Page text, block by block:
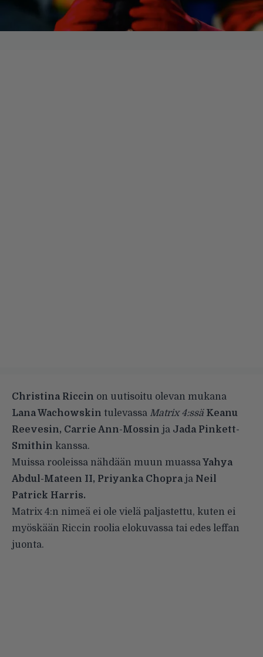
Christina Riccin on uutisoitu olevan mukana
Lana Wachowskin tulevassa Matrix 4:ssä Keanu
Reevesin, Carrie Ann-Mossin ja Jada Pinkett-
Smithin kanssa.
Muissa rooleissa nähdään muun muassaYahya
Abdul-Mateen II, Priyanka Chopraja Neil
Patrick Harris.
Matrix 4:n nimeä ei ole vielä paljastettu, kuten ei
myöskään Riccin roolia elokuvassa tai edes leffan
juonta.